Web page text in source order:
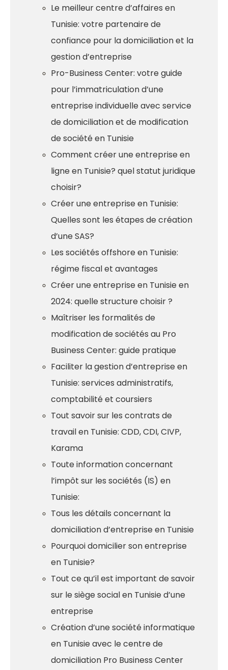
Le meilleur centre d’affaires en
Tunisie: votre partenaire de
confiance pour la domiciliation et la
gestion d’entreprise
Pro-Business Center: votre guide
pour l’immatriculation d’une
entreprise individuelle avec service
de domiciliation et de modification
de société en Tunisie
Comment créer une entreprise en
ligne en Tunisie? quel statut juridique
choisir?
Créer une entreprise en Tunisie:
Quelles sont les étapes de création
d’une SAS?
Les sociétés offshore en Tunisie:
régime fiscal et avantages
Créer une entreprise en Tunisie en
2024: quelle structure choisir ?
Maîtriser les formalités de
modification de sociétés au Pro
Business Center: guide pratique
Faciliter la gestion d’entreprise en
Tunisie: services administratifs,
comptabilité et coursiers
Tout savoir sur les contrats de
travail en Tunisie: CDD, CDI, CIVP,
Karama
Toute information concernant
l’impôt sur les sociétés (IS) en
Tunisie:
Tous les détails concernant la
domiciliation d’entreprise en Tunisie
Pourquoi domicilier son entreprise
en Tunisie?
Tout ce qu’il est important de savoir
sur le siège social en Tunisie d’une
entreprise
Création d’une société informatique
en Tunisie avec le centre de
domiciliation Pro Business Center